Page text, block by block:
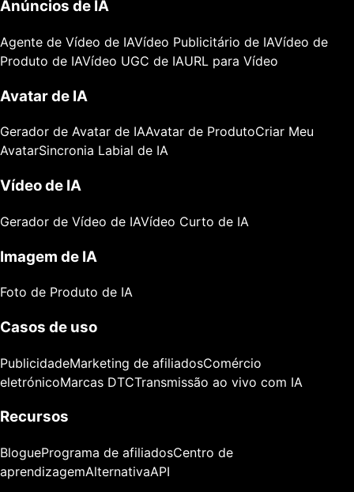
Anúncios de IA
Agente de Vídeo de IAVídeo Publicitário de IAVídeo de
Produto de IAVídeo UGC de IAURL para Vídeo
Avatar de IA
Gerador de Avatar de IAAvatar de ProdutoCriar Meu
AvatarSincronia Labial de IA
Vídeo de IA
Gerador de Vídeo de IAVídeo Curto de IA
Imagem de IA
Foto de Produto de IA
Casos de uso
PublicidadeMarketing de afiliadosComércio
eletrónicoMarcas DTCTransmissão ao vivo com IA
Recursos
BloguePrograma de afiliadosCentro de
aprendizagemAlternativaAPI